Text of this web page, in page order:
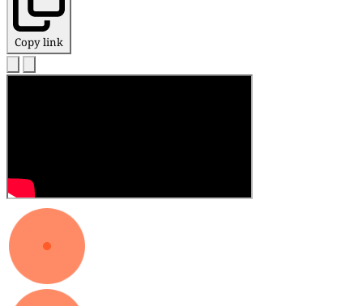
Copy link